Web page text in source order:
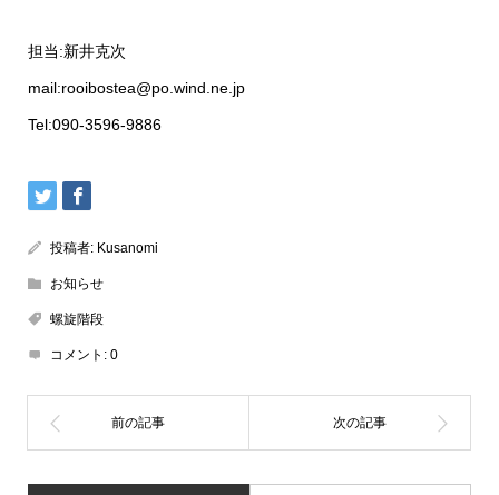
担当:新井克次
mail:rooibostea@po.wind.ne.jp
Tel:090-3596-9886
投稿者: Kusanomi
お知らせ
螺旋階段
コメント: 0